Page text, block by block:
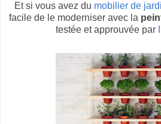
Et si vous avez du mobilier de
facile de le moderniser avec la
testée et approuvée par